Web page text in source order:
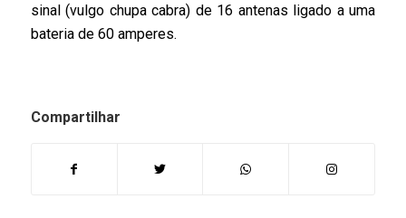
sinal (vulgo chupa cabra) de 16 antenas ligado a uma
bateria de 60 amperes.
Compartilhar